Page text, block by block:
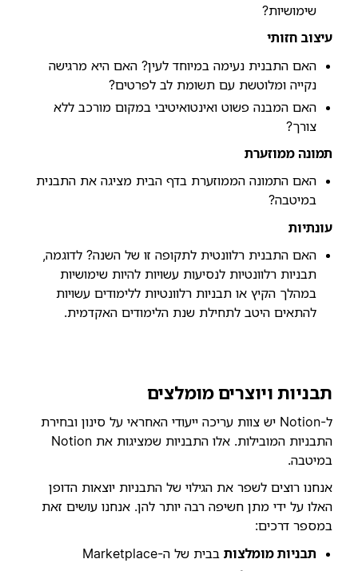
שימושיות?
עיצוב חזותי
האם התבנית נעימה במיוחד לעין? האם היא מרגישה
נקייה ומלוטשת עם תשומת לב לפרטים?
האם המבנה פשוט ואינטואיטיבי במקום מורכב ללא
צורך?
תמונה ממוזערת
האם התמונה הממוזערת בדף הבית מציגה את התבנית
במיטבה?
עונתיות
האם התבנית רלוונטית לתקופה זו של השנה? לדוגמה,
תבניות רלוונטיות לנסיעות עשויות להיות שימושיות
במהלך הקיץ או תבניות רלוונטיות ללימודים עשויות
להתאים היטב לתחילת שנת הלימודים האקדמית.
תבניות ויוצרים מומלצים
ל-Notion יש צוות עריכה ייעודי האחראי על סינון ובחירת
התבניות המובילות. אלו התבניות שמציגות את Notion
במיטבה.
אנחנו רוצים לשפר את הגילוי של התבניות יוצאות הדופן
האלו על ידי מתן חשיפה רבה יותר להן. אנחנו עושים זאת
במספר דרכים:
תבניות מומלצות בבית של ה-Marketplace